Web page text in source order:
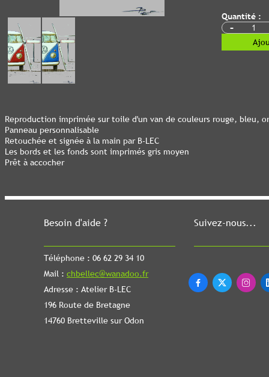
Besoin d'aide ?
Téléphone : 06 62 29 34 10
Mail : chbellec@wanadoo.fr
Adresse : Atelier B-LEC
196 Route de Bretagne
14760 Bretteville sur Odon
Suivez-nous...
  
Quantité :
-
Reproduction imprimée sur toile d'un van de couleurs rouge, bleu,
Panneau personnalisable
Retouchée et signée à la main par B-LEC
Les bords et les fonds sont imprimés gris moyen
Prêt à accocher